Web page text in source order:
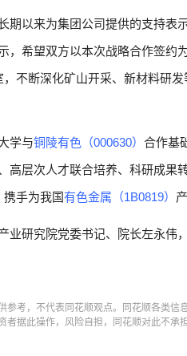
期以来为集团公司提供的支持表
，希望双方以本次战略合作签约
，不断深化矿山开采、新材料研
学与铜陵有色（000630） 合作基
高层次人才联合培养、科研成果
携手为我国有色金属（1B0819）
业研究院党委书记、院长左永伟
参考，不代表同花顺观点。同花顺各类
据此操作，风险自担，同花顺对此不承